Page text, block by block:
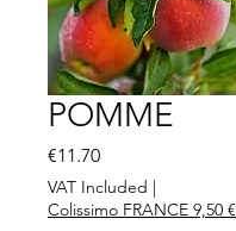
POMME
€11.70Price
VAT Included |
Colissimo FRANCE 9,50 €